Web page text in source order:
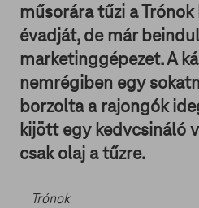
műsorára tűzi a
évadját, de már
marketinggépezet. A
nemrégiben egy
borzolta a rajongók
kijött egy kedvcsináló
csak olaj a tűzre.
Trónok